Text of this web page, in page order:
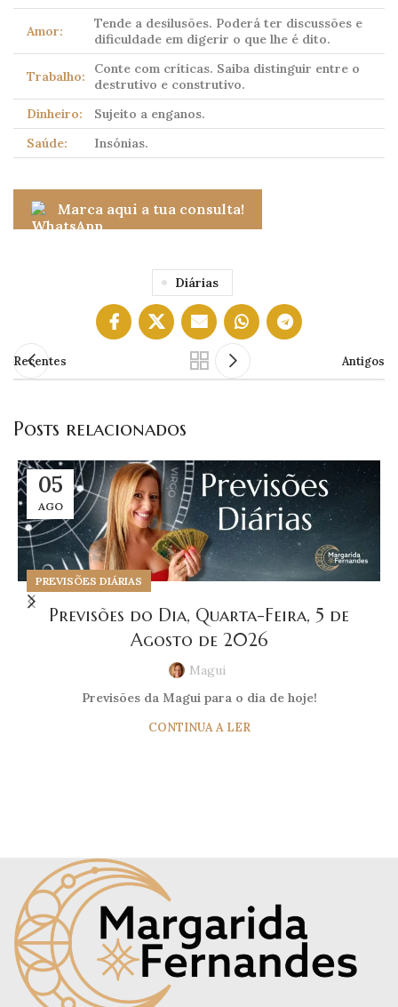
Amor:
Tende a desilusões. Poderá ter discussões e
dificuldade em digerir o que lhe é dito.
Trabalho:
Conte com críticas. Saiba distinguir entre o
destrutivo e construtivo.
Dinheiro:
Sujeito a enganos.
Saúde:
Insónias.
Marca aqui a tua consulta!
Diárias
Recentes Antigos
Posts relacionados
05
AGO
PREVISÕES DIÁRIAS
Previsões do Dia, Quarta-Feira, 5 de
Agosto de 2026
Magui
Previsões da Magui para o dia de hoje!
CONTINUA A LER